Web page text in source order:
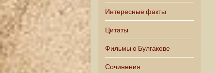
Интересные факты
Цитаты
Фильмы о Булгакове
Сочинения